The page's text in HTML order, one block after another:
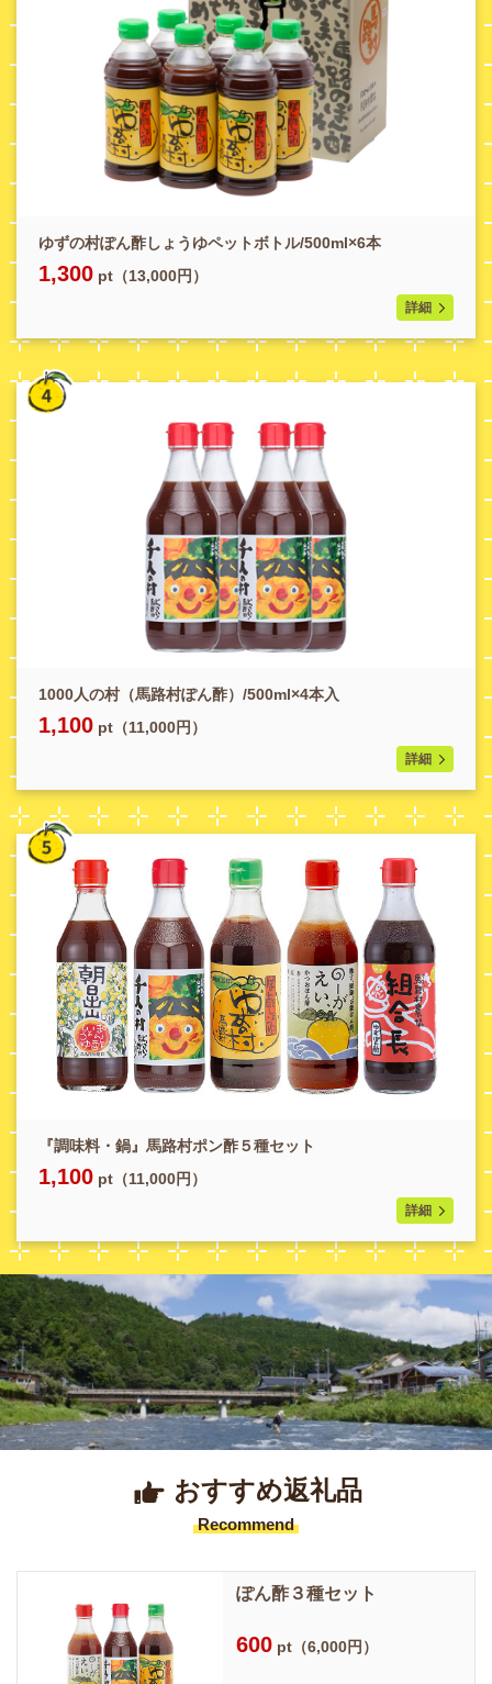
ゆずの村ぽん酢しょうゆペットボトル/500ml×6本
1,300 pt（13,000円）
詳細
1000人の村（馬路村ぽん酢）/500ml×4本入
1,100 pt（11,000円）
詳細
『調味料・鍋』馬路村ポン酢５種セット
1,100 pt（11,000円）
詳細
おすすめ返礼品
Recommend
ぽん酢３種セット
600 pt（6,000円）